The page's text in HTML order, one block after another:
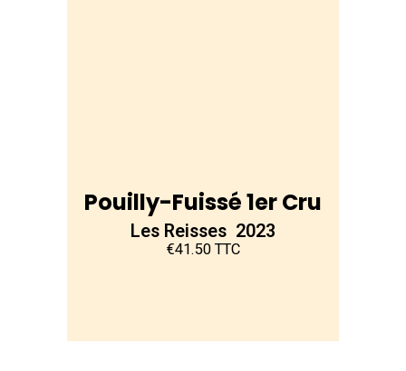
Pouilly-Fuissé 1er Cru
Les Reisses 2023
€41.50 TTC